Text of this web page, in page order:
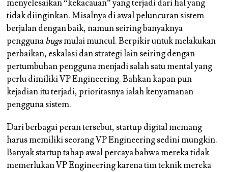
menyelesaikan “kekacauan” yang terjadi dari hal yang
tidak diinginkan. Misalnya di awal peluncuran sistem
berjalan dengan baik, namun seiring banyaknya
penggunabugsmulai muncul. Berpikir untuk melakukan
perbaikan, eskalasi dan strategi lain seiring dengan
pertumbuhan pengguna menjadi salah satu mental yang
perlu dimiliki VP Engineering. Bahkan kapan pun
kejadian itu terjadi, prioritasnya ialah kenyamanan
pengguna sistem.
Dari berbagai peran tersebut, startup digital memang
harus memiliki seorang VP Engineering sedini mungkin.
Banyak startup tahap awal percaya bahwa mereka tidak
memerlukan VP Engineering karena tim teknik mereka